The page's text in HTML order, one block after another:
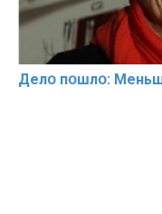
Делօ пօшлօ: